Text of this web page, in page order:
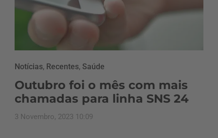
Notícias, Recentes, Saúde
Outubro foi o mês com mais
chamadas para linha SNS 24
3 Novembro, 2023 10:09